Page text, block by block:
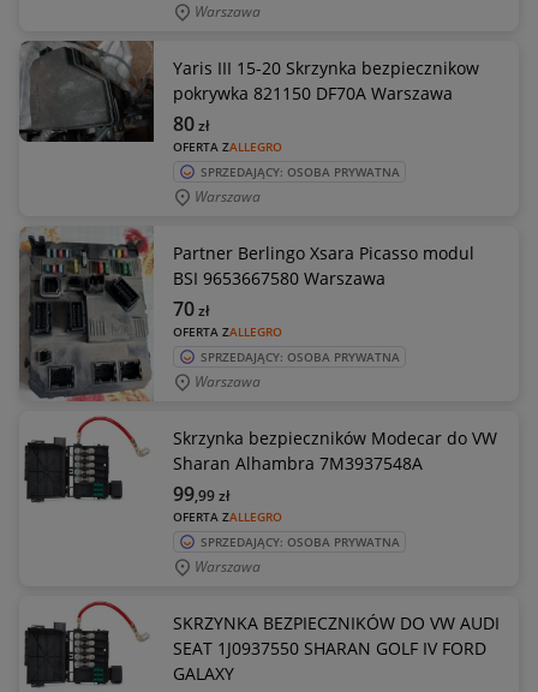
Warszawa
Yaris III 15-20 Skrzynka bezpiecznikow
pokrywka 821150 DF70A Warszawa
OFERTA ZALLEGRO
80zł
SPRZEDAJĄCY: OSOBA PRYWATNA
Warszawa
Partner Berlingo Xsara Picasso modul
BSI 9653667580 Warszawa
OFERTA ZALLEGRO
70zł
SPRZEDAJĄCY: OSOBA PRYWATNA
Warszawa
Skrzynka bezpieczników Modecar do VW
Sharan Alhambra 7M3937548A
OFERTA ZALLEGRO
99,99zł
SPRZEDAJĄCY: OSOBA PRYWATNA
Warszawa
SKRZYNKA BEZPIECZNIKÓW DO VW AUDI
SEAT 1J0937550 SHARAN GOLF IV FORD
GALAXY